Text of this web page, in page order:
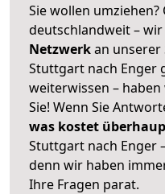
Sie wollen
deutschlandweit – wir
Netzwerkan unserer
Stuttgart nach Enger
weiterwissen –
Sie! Wenn Sie
was kostet
Stuttgart nach Enger
denn wir haben
Ihre Fragen parat.